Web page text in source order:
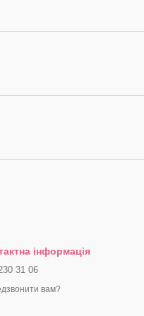
інформація
31 06
вам?